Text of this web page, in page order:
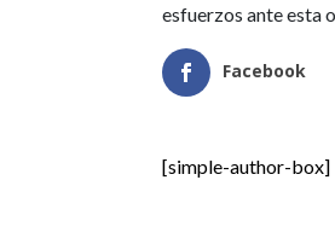
esfuerzos ante esta
Facebook
[simple-author-box]